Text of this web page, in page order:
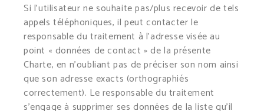
Si l’utilisateur ne souhaite pas/plus recevoir de tels
appels téléphoniques, il peut contacter le
responsable du traitement à l’adresse visée au
point « données de contact » de la présente
Charte, en n’oubliant pas de préciser son nom ainsi
que son adresse exacts (orthographiés
correctement). Le responsable du traitement
s’engage à supprimer ses données de la liste qu’il